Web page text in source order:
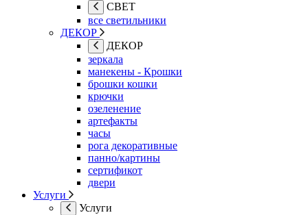
СВЕТ
все светильники
ДЕКОР
ДЕКОР
зеркала
манекены - Крошки
брошки кошки
крючки
озеленение
артефакты
часы
рога декоративные
панно/картины
сертификот
двери
Услуги
Услуги